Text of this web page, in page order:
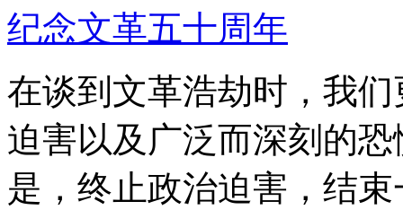
纪念文革五十周年
在谈到文革浩劫时，我
迫害以及广泛而深刻的
是，终止政治迫害，结